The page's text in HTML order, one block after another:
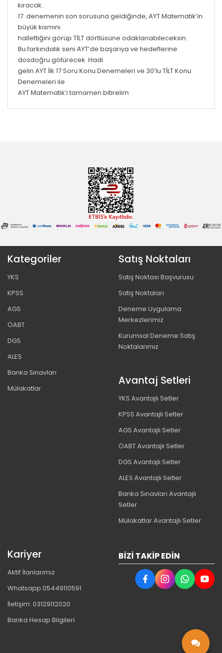
kıracak.
17. denemenin son sorusuna geldiğinde, AYT Matematik’in
büyük kısmını
hallettiğini görüp TİLT dörtlüsüne odaklanabileceksin.
Bu farkındalık seni AYT’de başarıya ve hedeflerine
dosdoğru götürecek. Hadi
gelin AYT İlk 17 Soru Konu Denemeleri ve 30’lu TİLT Konu
Denemeleri ile
AYT Matematik’i tamamen bitirelim
Kategoriler
YKS
KPSS
AGS
ÖABT
DGS
ALES
Banka Sınavları
Mülakatlar
Satış Noktaları
Satış Noktası Başvurusu
Satış Noktaları
Deneme Uygulama
Merkezlerimiz
Kurumsal Deneme Satış
Noktalarımız
Avantaj Setleri
YKS Avantajlı Setler
KPSS Avantajlı Setler
AGS Avantajlı Setler
ÖABT Avantajlı Setler
DGS Avantajlı Setler
ALES Avantajlı Setler
Banka Sınavları Avantajlı
Setler
Mülakatlar Avantajlı Setler
Kariyer
Aktif İlanlarımız
Whatsapp:05449110591
İletişim: 03129112020
Banka Hesap Bilgileri
BIZI TAKIP EDIN